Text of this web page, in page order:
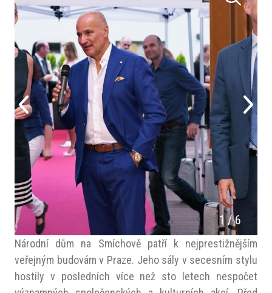
1/6
Národní dům na Smíchově patří k nejprestižnějším
veřejným budovám v Praze. Jeho sály v secesním stylu
hostily v posledních více než sto letech nespočet